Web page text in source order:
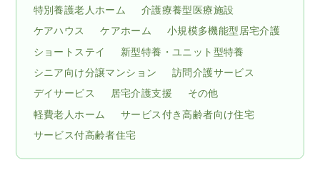
特別養護老人ホーム
介護療養型医療施設
ケアハウス
ケアホーム
小規模多機能型居宅介護
ショートステイ
新型特養・ユニット型特養
シニア向け分譲マンション
訪問介護サービス
デイサービス
居宅介護支援
その他
軽費老人ホーム
サービス付き高齢者向け住宅
サービス付高齢者住宅